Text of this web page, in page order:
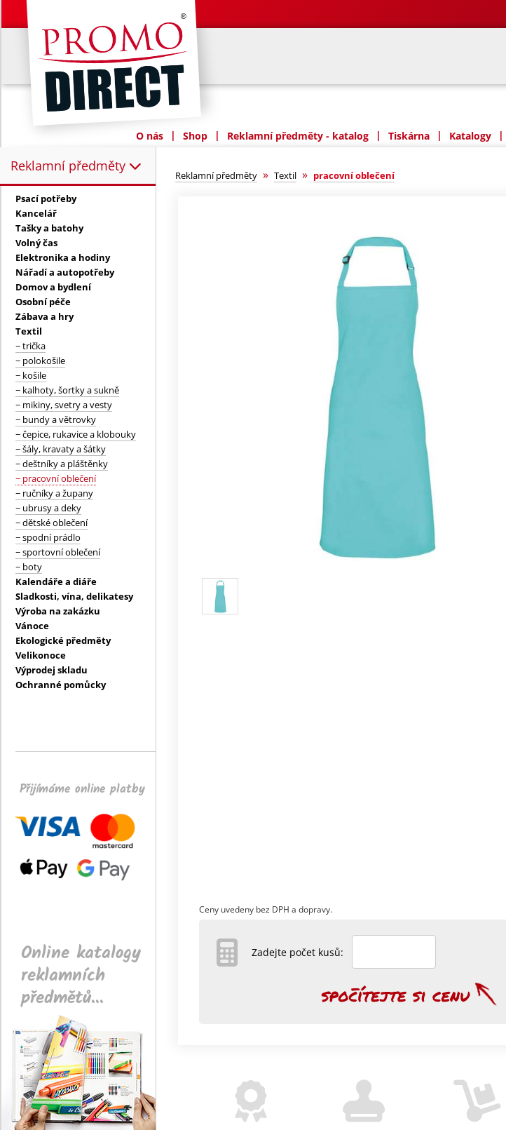
O nás | Shop | Reklamní předměty - katalog | Tiskárna | Katalogy |
Reklamní předměty
Reklamní předměty:
Psací potřeby
Kancelář
Tašky a batohy
Volný čas
Elektronika a hodiny
Nářadí a autopotřeby
Domov a bydlení
Osobní péče
Zábava a hry
Textil
− trička
− polokošile
− košile
− kalhoty, šortky a sukně
− mikiny, svetry a vesty
− bundy a větrovky
− čepice, rukavice a klobouky
− šály, kravaty a šátky
− deštníky a pláštěnky
− pracovní oblečení
− ručníky a župany
− ubrusy a deky
− dětské oblečení
− spodní prádlo
− sportovní oblečení
− boty
Kalendáře a diáře
Sladkosti, vína, delikatesy
Výroba na zakázku
Vánoce
Ekologické předměty
Velikonoce
Výprodej skladu
Ochranné pomůcky
Přijímáme online platby
Online katalogy
reklamních
předmětů...
Reklamní předměty » Textil » pracovní oblečení
Ceny uvedeny bez DPH a dopravy.
Zadejte počet kusů: